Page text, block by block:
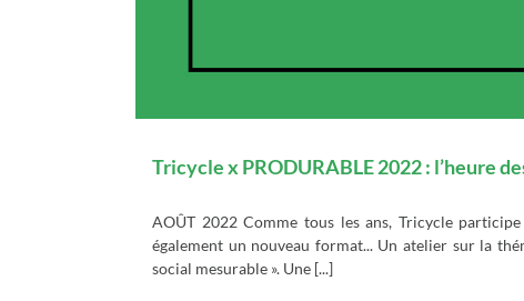
Tricycle x PRODURABLE 2022 : l’heure
AOÛT 2022 Comme tous les ans, Tricycle
également un nouveau format... Un atelier sur la
social mesurable ». Une [...]